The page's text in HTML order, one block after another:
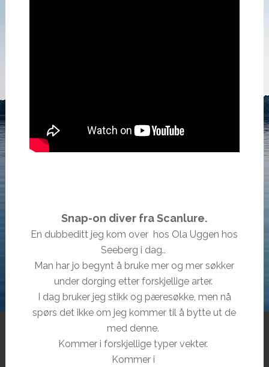
Snap-on diver fra Scanlure.
En dubbeditt jeg kom over hos Ola Uggen hos
Seeberg i dag..
Man har jo begynt å bruke mer og mer søkker
under dorging etter forskjellige arter.
I dag bruker jeg stikk og pæresøkke, men nå
spørs det ikke om jeg kommer til å bytte ut de
med denne.
Kommer i forskjellige typer vekter.
Kommer i